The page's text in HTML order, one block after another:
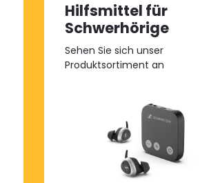
Hilfsmittel für
Schwerhörige
Sehen Sie sich unser
Produktsortiment an